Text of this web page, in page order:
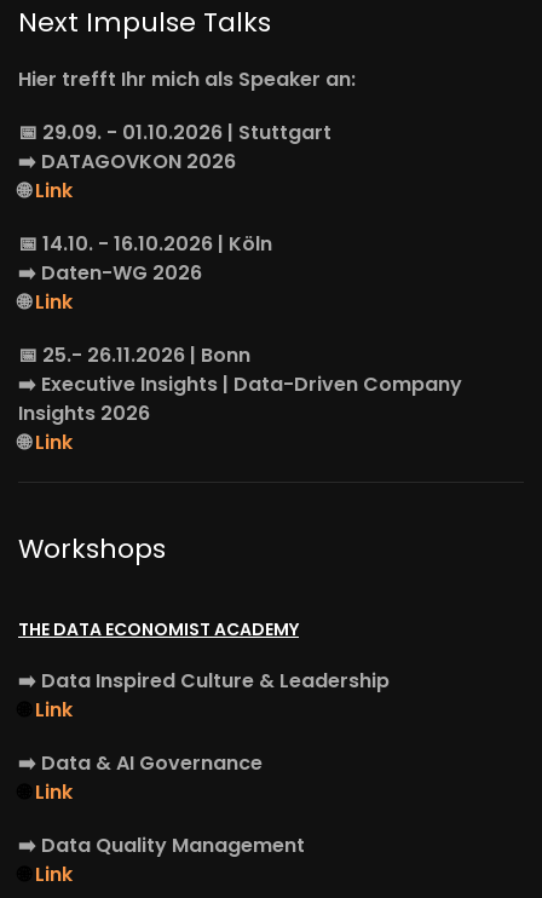
Next Impulse Talks
Hier trefft Ihr mich als Speaker an:
📅 29.09. - 01.10.2026 | Stuttgart
➡️ DATAGOVKON 2026
🌐Link
📅 14.10. - 16.10.2026 | Köln
➡️ Daten-WG 2026
🌐Link
📅 25.- 26.11.2026 | Bonn
➡️ Executive Insights | Data-Driven Company
Insights 2026
🌐Link
Workshops
THE DATA ECONOMIST ACADEMY
➡️ Data Inspired Culture & Leadership
Link
➡️ Data & AI Governance
Link
➡️ Data Quality Management
Link